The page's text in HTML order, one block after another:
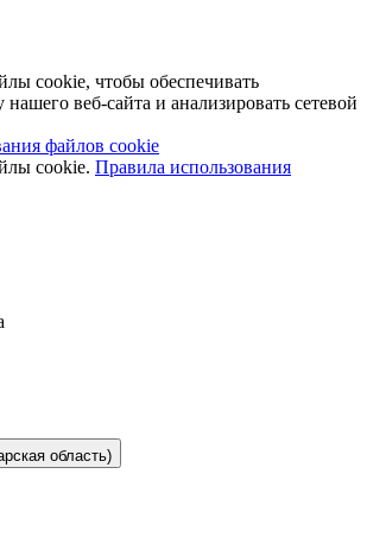
cookie, чтобы обеспечивать
веб-сайта и анализировать сетевой
файлов cookie
cookie. Правила использования
область)